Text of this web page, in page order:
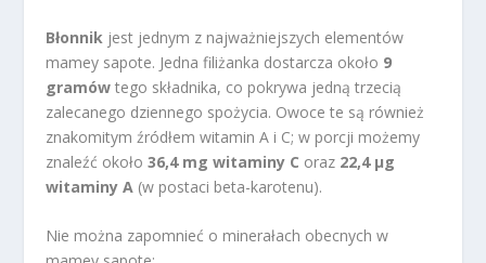
Błonnik jest jednym z najważniejszych elementów
mamey sapote. Jedna filiżanka dostarcza około 9
gramów tego składnika, co pokrywa jedną trzecią
zalecanego dziennego spożycia. Owoce te są również
znakomitym źródłem witamin A i C; w porcji możemy
znaleźć około36,4 mg witaminy C oraz 22,4 µg
witaminy A (w postaci beta-karotenu).
Nie można zapomnieć o minerałach obecnych w